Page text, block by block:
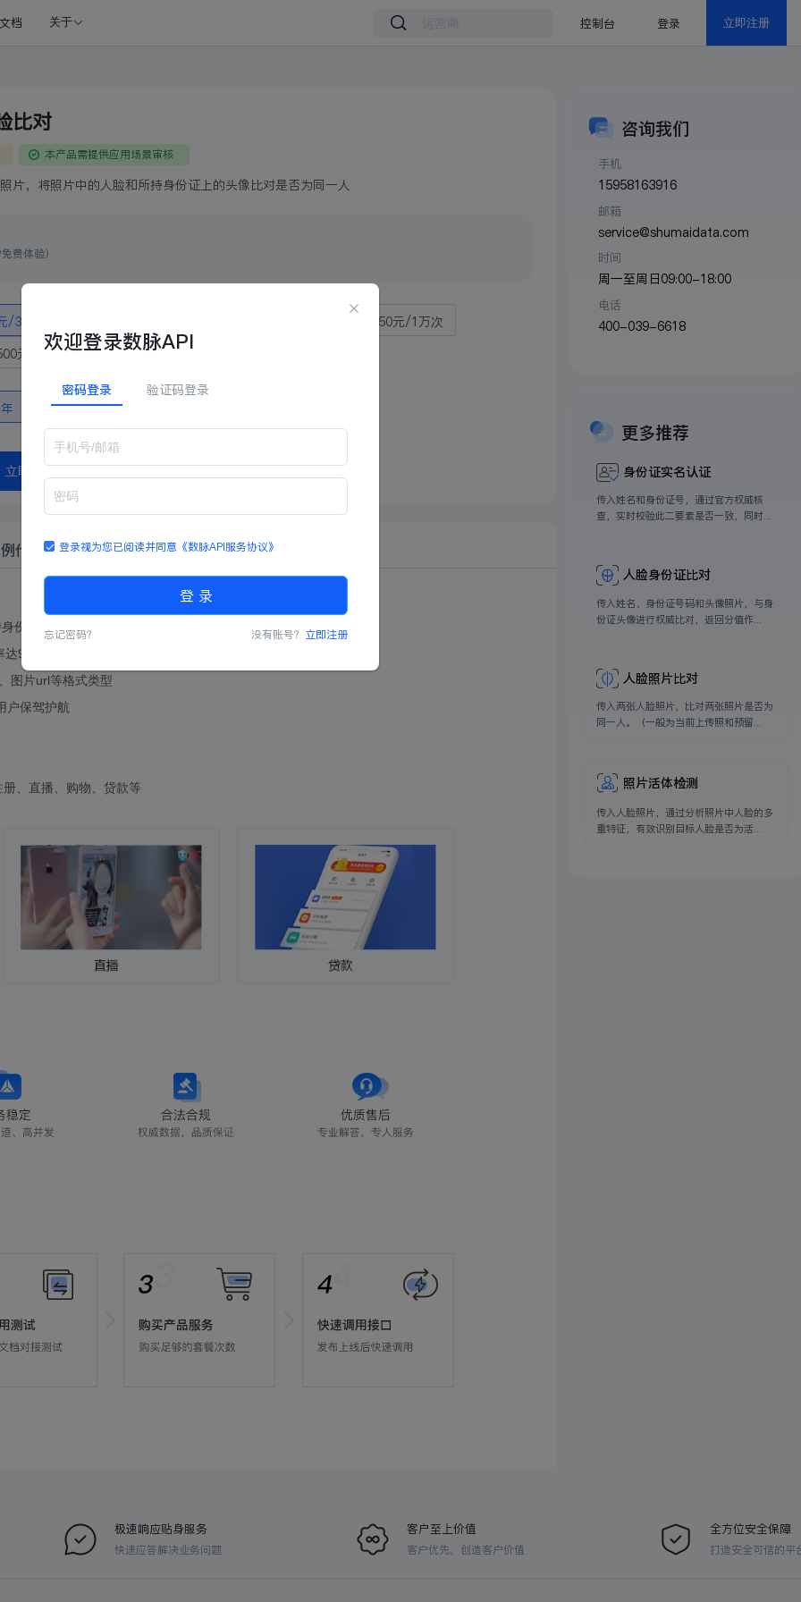
档 关于 控制台 登录 立即注册
比对
本产品需提供应用场景审核
片，将照片中的人脸和所持身份证上的头像比对是否为同一人
费体验）
/3次
350元/1万次
元/5万次
2500元/10万次
立即购买
代码
份证上的头像比较是否为同一人
99%
图片url等格式类型
户保驾护航
、直播、购物、贷款等
咨询我们
手机
15958163916
邮箱
service@shumaidata.com
时间
周一至周日09:00-18:00
电话
400-039-6618
更多推荐
身份证实名认证
传入姓名和身份证号，通过官方权威核
查，实时校验此二要素是否一致，同时...
人脸身份证比对
传入姓名、身份证号码和头像照片，与身
份证头像进行权威比对，返回分值作...
人脸照片比对
传入两张人脸照片，比对两张照片是否为
同一人。（一般为当前上传照和预留...
照片活体检测
传入人脸照片，通过分析照片中人脸的多
重特征，有效识别目标人脸是否为活...
极速响应贴身服务
快速应答解决业务问题
客户至上价值
客户优先，创造客户价值
全方位安全保障
打造安全可信的平
欢迎登录数脉API
密码登录 验证码登录
登录视为您已阅读并同意 《数脉API服务协议》
登 录
忘记密码？ 没有账号？ 立即注册